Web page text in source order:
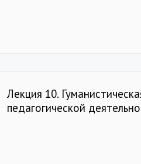
Лекция 10.
педагогической